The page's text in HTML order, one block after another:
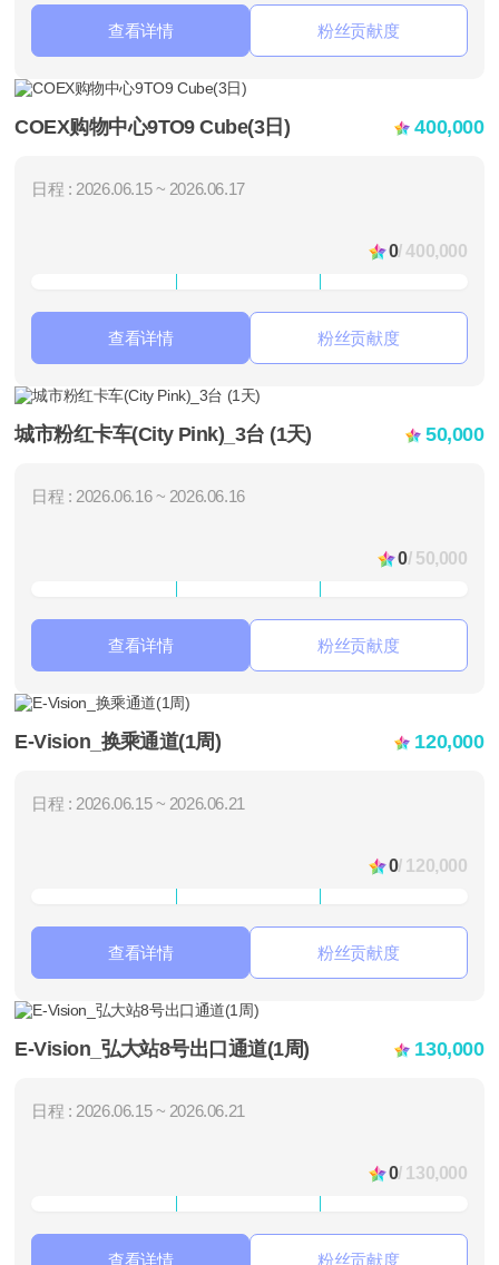
查看详情 粉丝贡献度
COEX购物中心9TO9 Cube(3日) 400,000
日程 : 2026.06.15 ~ 2026.06.17
0/ 400,000
查看详情 粉丝贡献度
城市粉红卡车(City Pink)_3台 (1天) 50,000
日程 : 2026.06.16 ~ 2026.06.16
0/ 50,000
查看详情 粉丝贡献度
E-Vision_换乘通道(1周) 120,000
日程 : 2026.06.15 ~ 2026.06.21
0/ 120,000
查看详情 粉丝贡献度
E-Vision_弘大站8号出口通道(1周) 130,000
日程 : 2026.06.15 ~ 2026.06.21
0/ 130,000
查看详情 粉丝贡献度